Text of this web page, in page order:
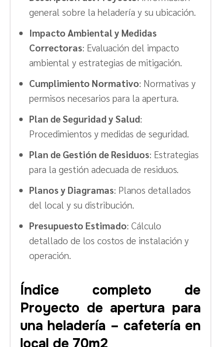
general sobre la heladería y su ubicación.
Impacto Ambiental y Medidas
Correctoras: Evaluación del impacto
ambiental y estrategias de mitigación.
Cumplimiento Normativo: Normativas y
permisos necesarios para la apertura.
Plan de Seguridad y Salud:
Procedimientos y medidas de seguridad.
Plan de Gestión de Residuos: Estrategias
para la gestión adecuada de residuos.
Planos y Diagramas: Planos detallados
del local y su distribución.
Presupuesto Estimado: Cálculo
detallado de los costos de instalación y
operación.
Índice completo de
Proyecto de apertura para
una heladería – cafetería en
local de 70m2